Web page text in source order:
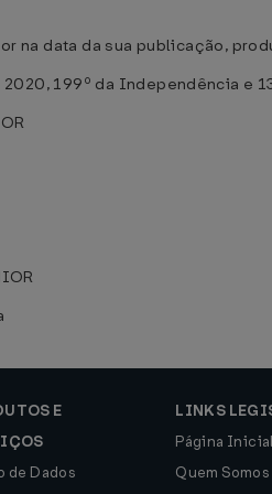
na data da sua publicação,
199º da Independência e
E
de Dados
LINKS
Página Inicial
Quem Somos